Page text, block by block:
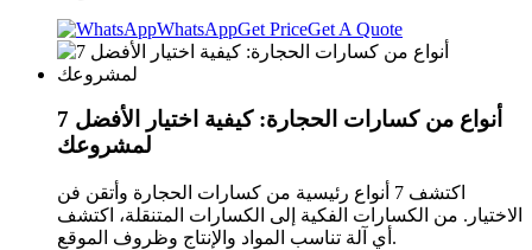
WhatsAppGet PriceGet A Quote
7 أنواع من كسارات الحجارة: كيفية اختيار الأفضل
لمشروعك
اكتشف 7 أنواع رئيسية من كسارات الحجارة وأتقن فن
الاختيار. من الكسارات الفكية إلى الكسارات المتنقلة، اكتشف
أي آلة تناسب المواد والإنتاج وظروف الموقع.